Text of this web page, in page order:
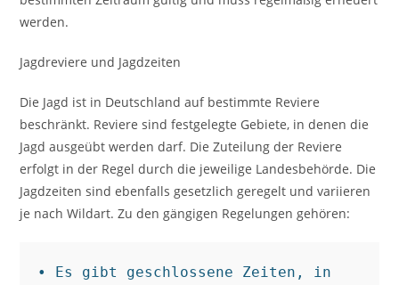
werden.
Jagdreviere und Jagdzeiten
Die Jagd ist in Deutschland auf bestimmte Reviere
beschränkt. Reviere sind festgelegte Gebiete, in denen die
Jagd ausgeübt werden darf. Die Zuteilung der Reviere
erfolgt in der Regel durch die jeweilige Landesbehörde. Die
Jagdzeiten sind ebenfalls gesetzlich geregelt und variieren
je nach Wildart. Zu den gängigen Regelungen gehören:
• Es gibt geschlossene Zeiten, in